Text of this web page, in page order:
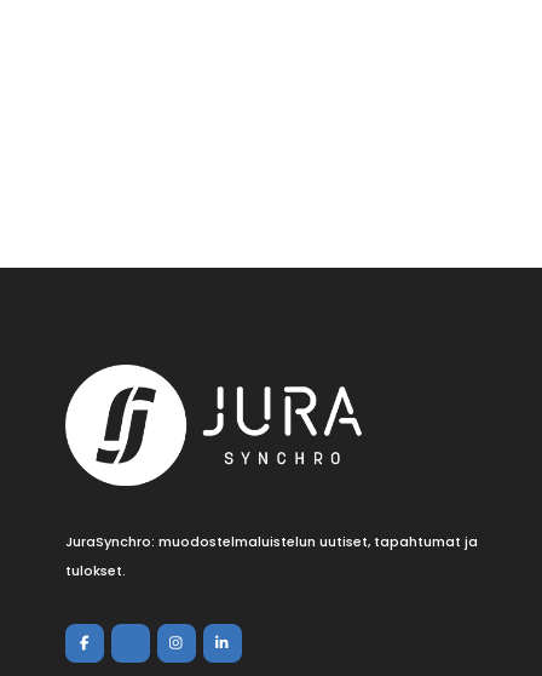
JuraSynchro: muodostelmaluistelun uutiset, tapahtumat ja
tulokset.